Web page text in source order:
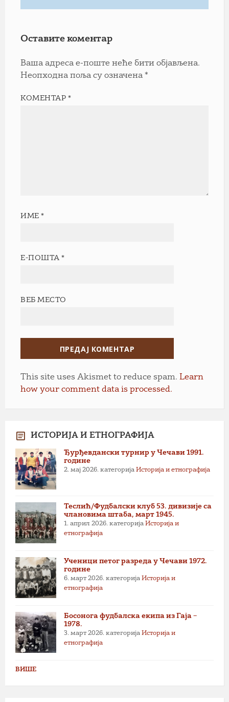
Оставите коментар
Ваша адреса е-поште неће бити објављена.
Неопходна поља су означена *
КОМЕНТАР*
ИМЕ*
Е-ПОШТА*
ВЕБ МЕСТО
This site uses Akismet to reduce spam. Learn
how your comment data is processed.
ИСТОРИЈА И ЕТНОГРАФИЈА
Ђурђевдански турнир у Чечави 1991.
године
2. мај 2026. категорија Историја и етнографија
Теслић/Фудбалски клуб 53. дивизије са
члановима штаба, март 1945.
1. април 2026. категорија Историја и
етнографија
Ученици петог разреда у Чечави 1972.
године
6. март 2026. категорија Историја и
етнографија
Босонога фудбалска екипа из Гаја –
1978.
3. март 2026. категорија Историја и
етнографија
ВИШЕ